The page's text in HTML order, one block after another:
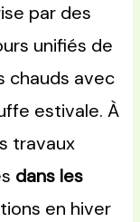
par des
unifiés de
chauds avec
estivale. À
travaux
dans les
en hiver